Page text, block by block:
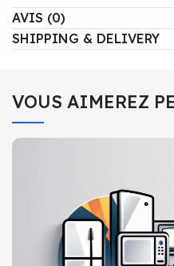
AVIS (0)
SHIPPING & DELIVERY
VOUS AIMEREZ